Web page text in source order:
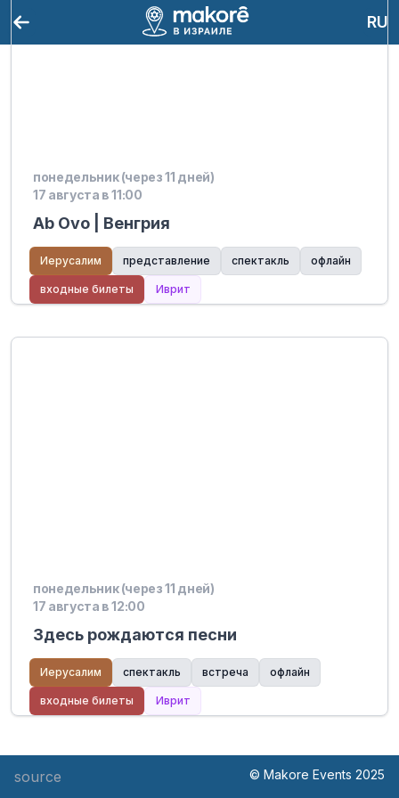
RU
понедельник (через 11 дней)
17 августа в 11:00
Ab Ovo | Венгрия
Иерусалим представление спектакль офлайн
входные билеты Иврит
понедельник (через 11 дней)
17 августа в 12:00
Здесь рождаются песни
Иерусалим спектакль встреча офлайн
входные билеты Иврит
source © Makore Events 2025